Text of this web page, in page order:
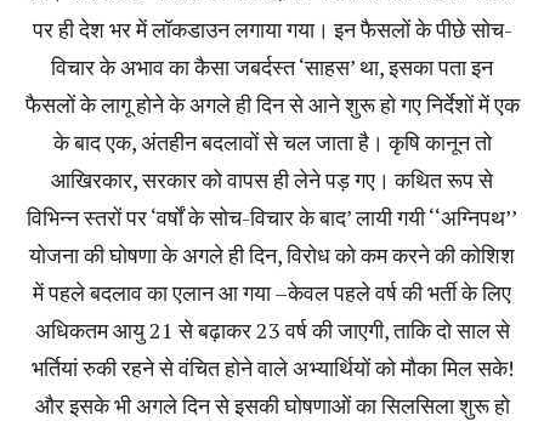
पर ही देश भर में लॉकडाउन लगाया गया। इन फैसलों के पीछे सोच-
विचार के अभाव का कैसा जबर्दस्त ‘साहस’ था, इसका पता इन
फैसलों के लागू होने के अगले ही दिन से आने शुरू हो गए निर्देशों में एक
के बाद एक, अंतहीन बदलावों से चल जाता है। कृषि कानून तो
आखिरकार, सरकार को वापस ही लेने पड़ गए। कथित रूप से
विभिन्न स्तरों पर ‘वर्षों के सोच-विचार के बाद’ लायी गयी ‘‘अग्निपथ’’
योजना की घोषणा के अगले ही दिन, विरोध को कम करने की कोशिश
में पहले बदलाव का एलान आ गया –केवल पहले वर्ष की भर्ती के लिए
अधिकतम आयु 21 से बढ़ाकर 23 वर्ष की जाएगी, ताकि दो साल से
भर्तियां रुकी रहने से वंचित होने वाले अभ्यार्थियों को मौका मिल सके!
और इसके भी अगले दिन से इसकी घोषणाओं का सिलसिला शुरू हो